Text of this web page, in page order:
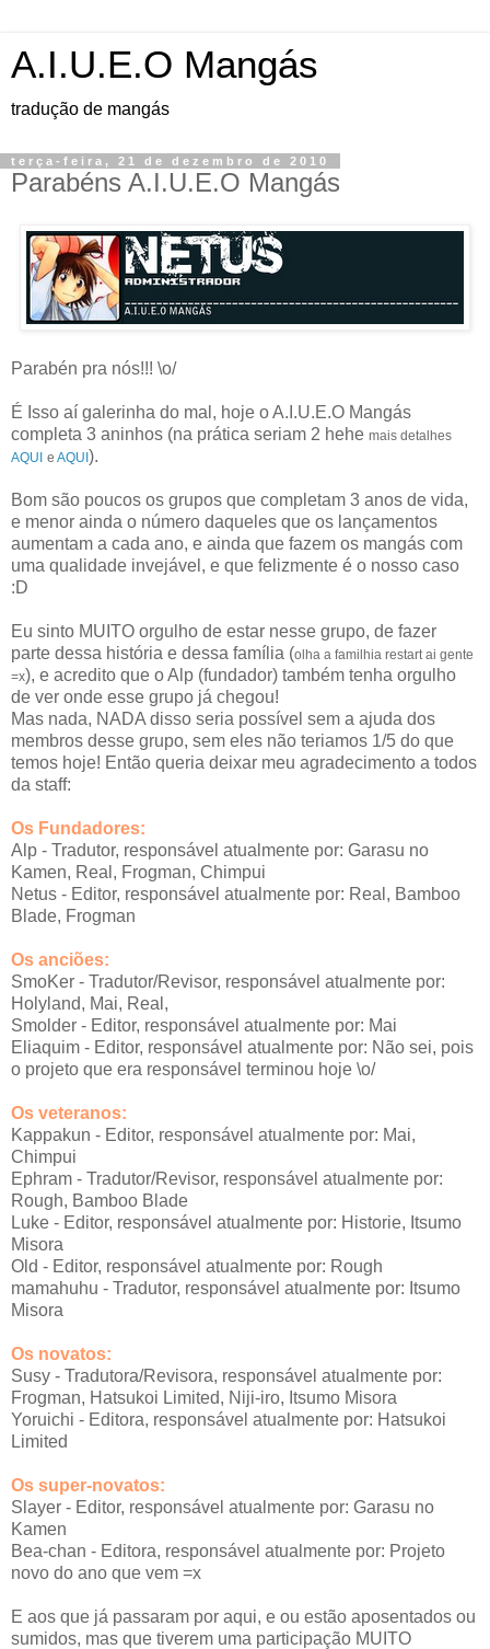
A.I.U.E.O Mangás
tradução de mangás
terça-feira, 21 de dezembro de 2010
Parabéns A.I.U.E.O Mangás
Parabén pra nós!!! \o/
É Isso aí galerinha do mal, hoje o A.I.U.E.O Mangás
completa 3 aninhos (na prática seriam 2 hehe mais detalhes
AQUI e AQUI).
Bom são poucos os grupos que completam 3 anos de vida,
e menor ainda o número daqueles que os lançamentos
aumentam a cada ano, e ainda que fazem os mangás com
uma qualidade invejável, e que felizmente é o nosso caso
:D
Eu sinto MUITO orgulho de estar nesse grupo, de fazer
parte dessa história e dessa família (olha a familhia restart ai gente
=x), e acredito que o Alp (fundador) também tenha orgulho
de ver onde esse grupo já chegou!
Mas nada, NADA disso seria possível sem a ajuda dos
membros desse grupo, sem eles não teriamos 1/5 do que
temos hoje! Então queria deixar meu agradecimento a todos
da staff:
Os Fundadores:
Alp - Tradutor, responsável atualmente por: Garasu no
Kamen, Real, Frogman, Chimpui
Netus - Editor, responsável atualmente por: Real, Bamboo
Blade, Frogman
Os anciões:
SmoKer - Tradutor/Revisor, responsável atualmente por:
Holyland, Mai, Real,
Smolder - Editor, responsável atualmente por: Mai
Eliaquim - Editor, responsável atualmente por: Não sei, pois
o projeto que era responsável terminou hoje \o/
Os veteranos:
Kappakun - Editor, responsável atualmente por: Mai,
Chimpui
Ephram - Tradutor/Revisor, responsável atualmente por:
Rough, Bamboo Blade
Luke - Editor, responsável atualmente por: Historie, Itsumo
Misora
Old - Editor, responsável atualmente por: Rough
mamahuhu - Tradutor, responsável atualmente por: Itsumo
Misora
Os novatos:
Susy - Tradutora/Revisora, responsável atualmente por:
Frogman, Hatsukoi Limited, Niji-iro, Itsumo Misora
Yoruichi - Editora, responsável atualmente por: Hatsukoi
Limited
Os super-novatos:
Slayer - Editor, responsável atualmente por: Garasu no
Kamen
Bea-chan - Editora, responsável atualmente por: Projeto
novo do ano que vem =x
E aos que já passaram por aqui, e ou estão aposentados ou
sumidos, mas que tiverem uma participação MUITO